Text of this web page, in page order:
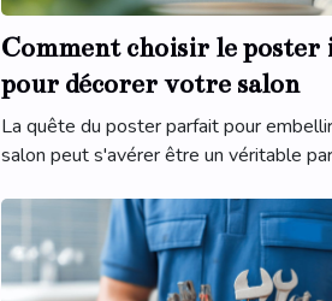
Comment choisir le poster
pour décorer votre salon
La quête du poster parfait pour
salon peut s'avérer être un véritable